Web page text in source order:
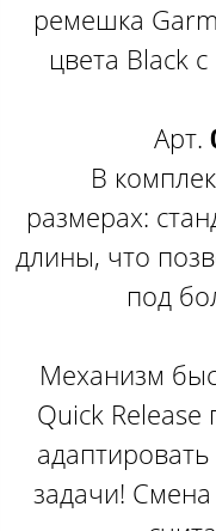
ремешка
цвета​​​ Black
Арт.
В
размерах:
длины, что
под
Механизм
Quick
задачи!